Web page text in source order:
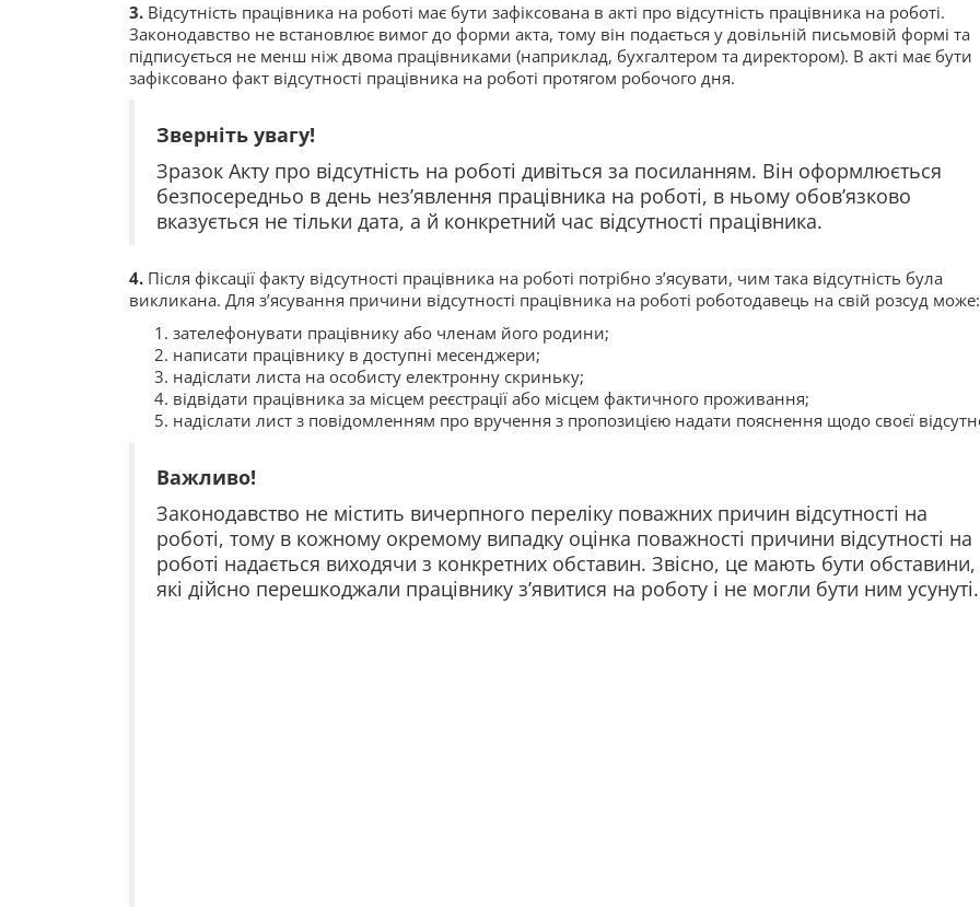
3. Відсутність працівника на роботі має бути зафіксована в акті про відсутність працівника на роботі.
Законодавство не встановлює вимог до форми акта, тому він подається у довільній письмовій формі та
підписується не менш ніж двома працівниками (наприклад, бухгалтером та директором). В акті має бути
зафіксовано факт відсутності працівника на роботі протягом робочого дня.
Зверніть увагу!
Зразок Акту про відсутність на роботі дивіться за посиланням. Він оформлюється
безпосередньо в день нез’явлення працівника на роботі, в ньому обов’язково
вказується не тільки дата, а й конкретний час відсутності працівника.
4. Після фіксації факту відсутності працівника на роботі потрібно з’ясувати, чим така відсутність була
викликана. Для з’ясування причини відсутності працівника на роботі роботодавець на свій розсуд може:
зателефонувати працівнику або членам його родини;
написати працівнику в доступні месенджери;
надіслати листа на особисту електронну скриньку;
відвідати працівника за місцем реєстрації або місцем фактичного проживання;
надіслати лист з повідомленням про вручення з пропозицією надати пояснення щодо своєї
Важливо!
Законодавство не містить вичерпного переліку поважних причин відсутності на
роботі, тому в кожному окремому випадку оцінка поважності причини відсутності на
роботі надається виходячи з конкретних обставин. Звісно, це мають бути обставини,
які дійсно перешкоджали працівнику з’явитися на роботу і не могли бути ним усунуті.